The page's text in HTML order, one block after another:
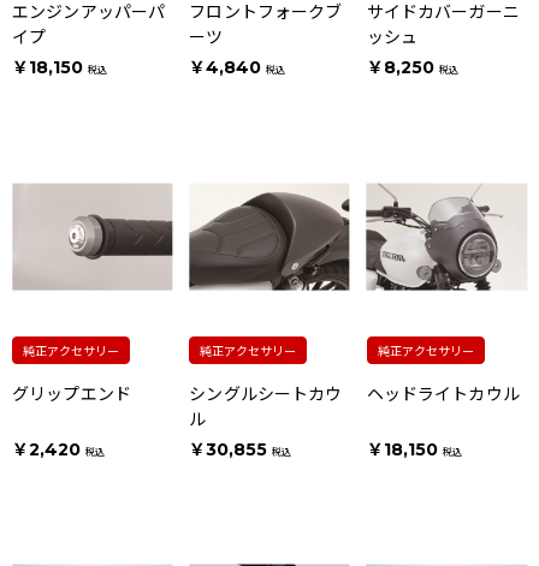
エンジンアッパーパ
イプ
￥18,150 税込
フロントフォークブ
ーツ
￥4,840 税込
サイドカバーガーニ
ッシュ
￥8,250 税込
純正アクセサリー
グリップエンド
￥2,420 税込
純正アクセサリー
シングルシートカウ
ル
￥30,855 税込
純正アクセサリー
ヘッドライトカウル
￥18,150 税込